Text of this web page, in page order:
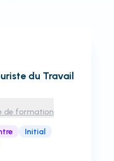
du Travail
de formation
Initial